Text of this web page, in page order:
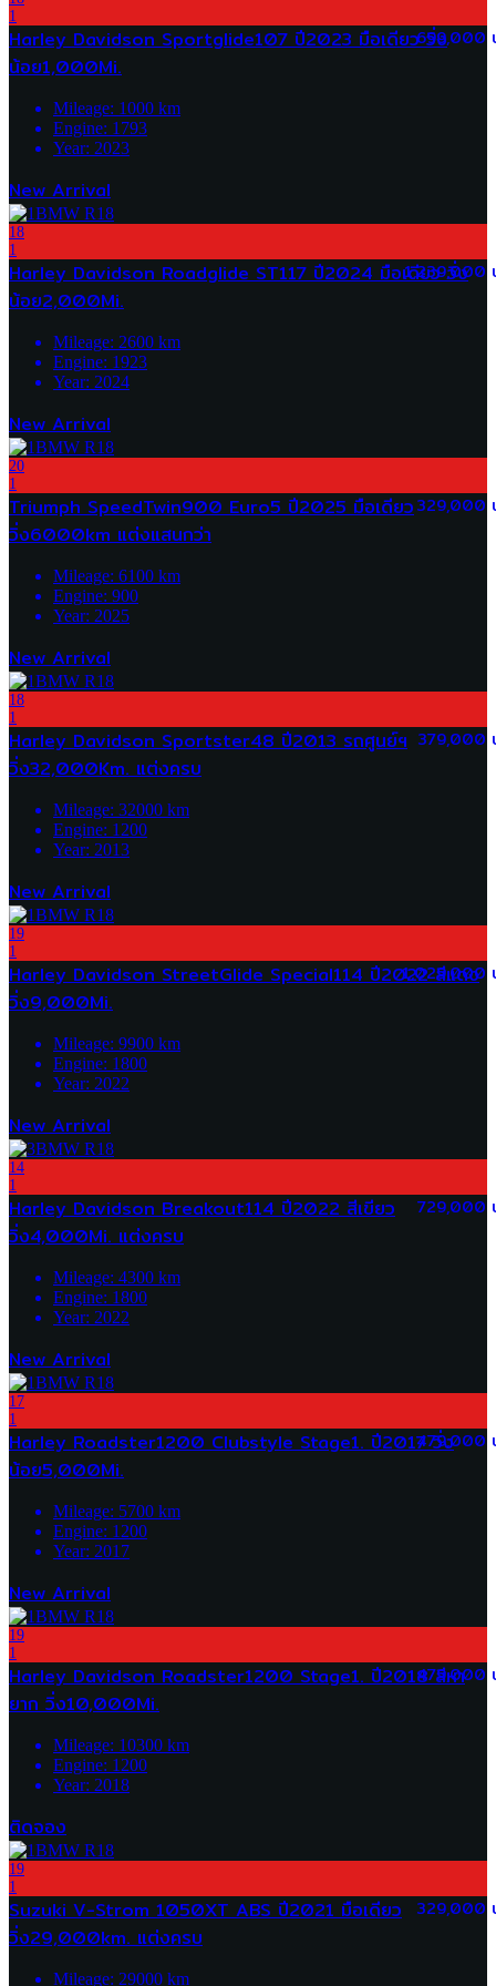
1
699,000
Harley Davidson Sportglide107 ปี2023 มือเดียว วิ่ง
น้อย1,000Mi.
Mileage: 1000 km
Engine: 1793
Year: 2023
New Arrival
18
1
1,239,000
Harley Davidson Roadglide ST117 ปี2024 มือเดียว วิ่ง
น้อย2,000Mi.
Mileage: 2600 km
Engine: 1923
Year: 2024
New Arrival
20
1
329,000
Triumph SpeedTwin900 Euro5 ปี2025 มือเดียว
วิ่ง6000km แต่งแสนกว่า
Mileage: 6100 km
Engine: 900
Year: 2025
New Arrival
18
1
379,000
Harley Davidson Sportster48 ปี2013 รถศูนย์ฯ
วิ่ง32,000Km. แต่งครบ
Mileage: 32000 km
Engine: 1200
Year: 2013
New Arrival
19
1
1,029,000
Harley Davidson StreetGlide Special114 ปี2022 สีแดง
วิ่ง9,000Mi.
Mileage: 9900 km
Engine: 1800
Year: 2022
New Arrival
14
1
729,000
Harley Davidson Breakout114 ปี2022 สีเขียว
วิ่ง4,000Mi. แต่งครบ
Mileage: 4300 km
Engine: 1800
Year: 2022
New Arrival
17
1
479,000
Harley Roadster1200 Clubstyle Stage1. ปี2017 วิ่ง
น้อย5,000Mi.
Mileage: 5700 km
Engine: 1200
Year: 2017
New Arrival
19
1
479,000
Harley Davidson Roadster1200 Stage1. ปี2018 สีหา
ยาก วิ่ง10,000Mi.
Mileage: 10300 km
Engine: 1200
Year: 2018
ติดจอง
19
1
329,000
Suzuki V-Strom 1050XT ABS ปี2021 มือเดียว
วิ่ง29,000km. แต่งครบ
Mileage: 29000 km